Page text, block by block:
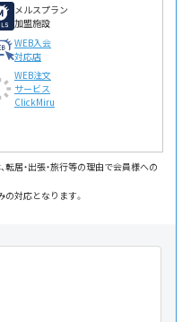
メルスプラン
加盟施設
WEB入会
対応店
WEB注文
サービス
ClickMiru
転居・出張・旅行等の理由で会員様への
対応となります。